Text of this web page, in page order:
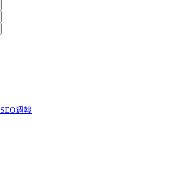
SEO週報